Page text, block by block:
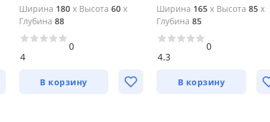
Ширина 180x Высота 60x
Глубина 88
4
0
В корзину
Ширина 165 x Высота 85 x
Глубина 85
4.3
0
В корзину